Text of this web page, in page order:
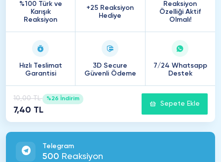
%100 Türk ve
Karışık
Reaksiyon
+25 Reaksiyon
Hediye
Reaksiyon
Özelliği Aktif
Olmalı!
Hızlı Teslimat
Garantisi
3D Secure
Güvenli Ödeme
7/24 Whatsapp
Destek
10,00 TL %26 İndirim
7,40 TL
Sepete Ekle
Telegram
500 Reaksiyon